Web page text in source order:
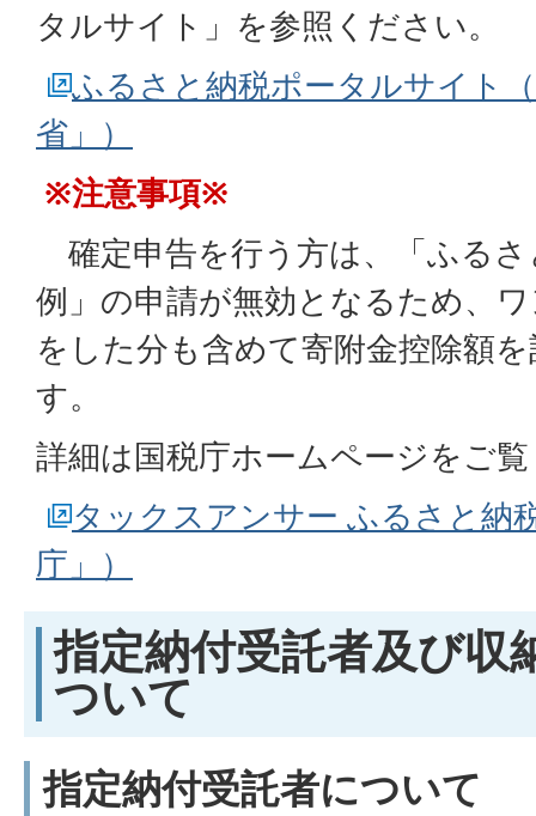
タルサイト」を参照ください。
ふるさと納税ポータルサイト
省」）
※注意事項※
確定申告を行う方は、「ふる
例」の申請が無効となるため、
をした分も含めて寄附金控除額
す。
詳細は国税庁ホームページをご
タックスアンサー ふるさと納
庁」）
指定納付受託者及び収
ついて
指定納付受託者について